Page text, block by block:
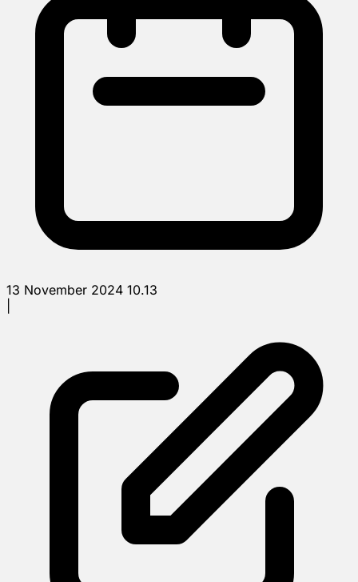
13 November 2024 10.13